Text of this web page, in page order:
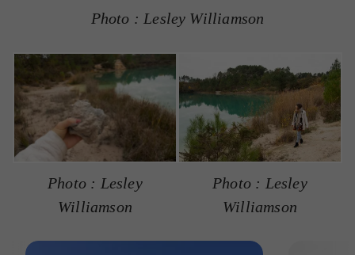
Photo : Lesley Williamson
Photo : Lesley
Williamson
Photo : Lesley
Williamson